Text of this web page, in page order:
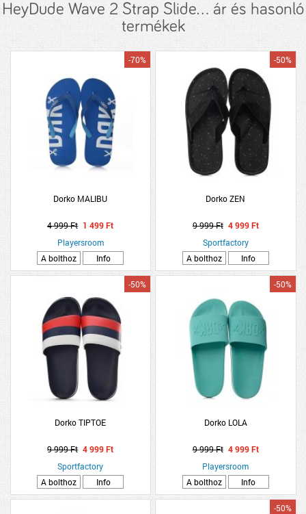
HeyDude Wave 2 Strap Slide... ár és hasonló
termékek
Dorko MALIBU
-70%
4 999 Ft 1 499 Ft
Playersroom
A bolthoz
Info
Dorko ZEN
-50%
9 999 Ft 4 999 Ft
Sportfactory
A bolthoz
Info
Dorko TIPTOE
-50%
9 999 Ft 4 999 Ft
Sportfactory
A bolthoz
Info
Dorko LOLA
-50%
9 999 Ft 4 999 Ft
Playersroom
A bolthoz
Info
-50%